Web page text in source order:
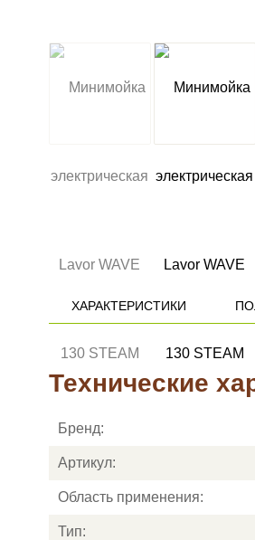
ХАРАКТЕРИСТИКИ
Технические
Бренд:
Артикул:
Область применения:
Тип: